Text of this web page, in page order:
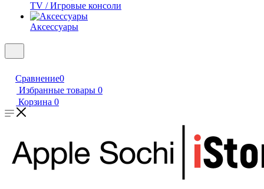
TV / Игровые консоли
Аксессуары
Сравнение0
Избранные товары 0
Корзина 0